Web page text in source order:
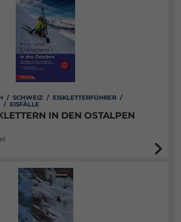
/ SCHWEIZ / EISKLETTERFÜHRER /
/ EISFÄLLE
IN DEN OSTALPEN